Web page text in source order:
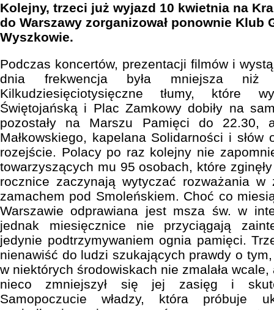
Kolejny, trzeci już wyjazd 10 kwietnia na
do Warszawy zorganizował ponownie Klub
Wyszkowie.
Podczas koncertów, prezentacji filmów i
dnia frekwencja była mniejsza niż
Kilkudziesięciotysięczne tłumy, które
Świętojańską i Plac Zamkowy dobiły na
pozostały na Marszu Pamięci do 22.30,
Małkowskiego, kapelana Solidarności i
rozejście. Polacy po raz kolejny nie
towarzyszących mu 95 osobach, które
rocznice zaczynają wytyczać rozważania
zamachem pod Smoleńskiem. Choć co
Warszawie odprawiana jest msza św. w
jednak miesięcznice nie przyciągają
jedynie podtrzymywaniem ognia pamięci.
nienawiść do ludzi szukających prawdy o
w niektórych środowiskach nie zmalała
nieco zmniejszył się jej zasięg i
Samopoczucie władzy, która próbuje